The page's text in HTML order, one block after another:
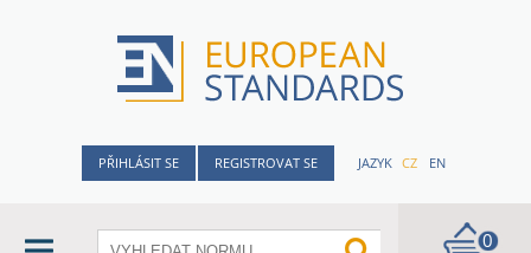
PŘIHLÁSIT SE REGISTROVAT SE JAZYK CZ EN
0